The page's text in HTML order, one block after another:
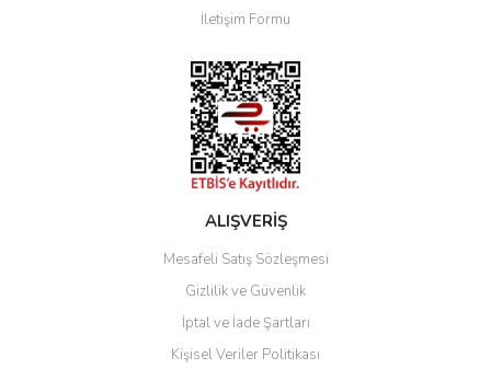
İletişim Formu
ALIŞVERİŞ
Mesafeli Satış Sözleşmesi
Gizlilik ve Güvenlik
İptal ve İade Şartları
Kişisel Veriler Politikası